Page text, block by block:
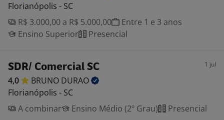
Florianópolis - SC
R$ 3.000,00 a R$ 5.000,00
Entre 1 e 3 anos
Ensino Superior
Presencial
SDR/ Comercial SC 1 jul
4,0 BRUNO DURAO
Florianópolis - SC
A combinar
Ensino Médio (2º Grau) Presencial